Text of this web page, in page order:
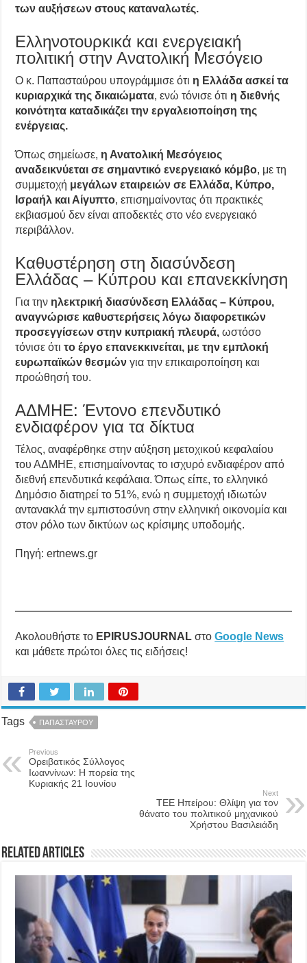
των αυξήσεων στους καταναλωτές.
Ελληνοτουρκικά και ενεργειακή
πολιτική στην Ανατολική Μεσόγειο
Ο κ. Παπασταύρου υπογράμμισε ότι η Ελλάδα ασκεί τα
κυριαρχικά της δικαιώματα, ενώ τόνισε ότι η διεθνής
κοινότητα καταδικάζει την εργαλειοποίηση της
ενέργειας.
Όπως σημείωσε, η Ανατολική Μεσόγειος
αναδεικνύεται σε σημαντικό ενεργειακό κόμβο, με τη
συμμετοχή μεγάλων εταιρειών σε Ελλάδα, Κύπρο,
Ισραήλ και Αίγυπτο, επισημαίνοντας ότι πρακτικές
εκβιασμού δεν είναι αποδεκτές στο νέο ενεργειακό
περιβάλλον.
Καθυστέρηση στη διασύνδεση
Ελλάδας – Κύπρου και επανεκκίνηση
Για την ηλεκτρική διασύνδεση Ελλάδας – Κύπρου,
αναγνώρισε καθυστερήσεις λόγω διαφορετικών
προσεγγίσεων στην κυπριακή πλευρά, ωστόσο
τόνισε ότι το έργο επανεκκινείται, με την εμπλοκή
ευρωπαϊκών θεσμώνγια την επικαιροποίηση και
προώθησή του.
ΑΔΜΗΕ: Έντονο επενδυτικό
ενδιαφέρον για τα δίκτυα
Τέλος, αναφέρθηκε στην αύξηση μετοχικού κεφαλαίου
του ΑΔΜΗΕ, επισημαίνοντας το ισχυρό ενδιαφέρον από
διεθνή επενδυτικά κεφάλαια. Όπως είπε, το ελληνικό
Δημόσιο διατηρεί το 51%, ενώ η συμμετοχή ιδιωτών
αντανακλά την εμπιστοσύνη στην ελληνική οικονομία και
στον ρόλο των δικτύων ως κρίσιμης υποδομής.
Πηγή: ertnews.gr
Ακολουθήστε το EPIRUSJOURNAL στοGoogle News
και μάθετε πρώτοι όλες τις ειδήσεις!
Tags ΠΑΠΑΣΤΑΥΡΟΥ
Previous
Ορειβατικός Σύλλογος
Ιωαννίνων: Η πορεία της
Κυριακής 21 Ιουνίου
Next
ΤΕΕ Ηπείρου: Θλίψη για τον
θάνατο του πολιτικού μηχανικού
Χρήστου Βασιλειάδη
Related Articles